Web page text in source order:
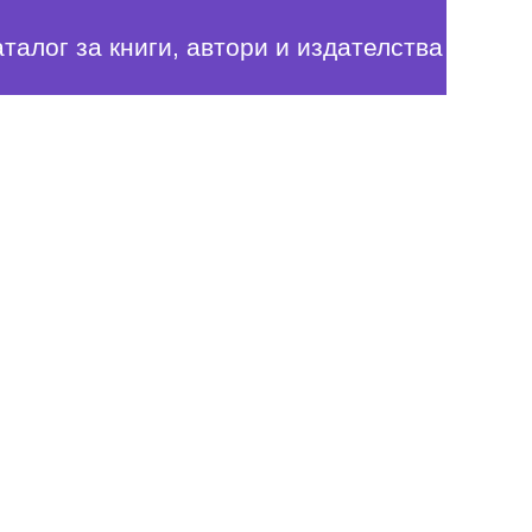
за книги, автори и издателства